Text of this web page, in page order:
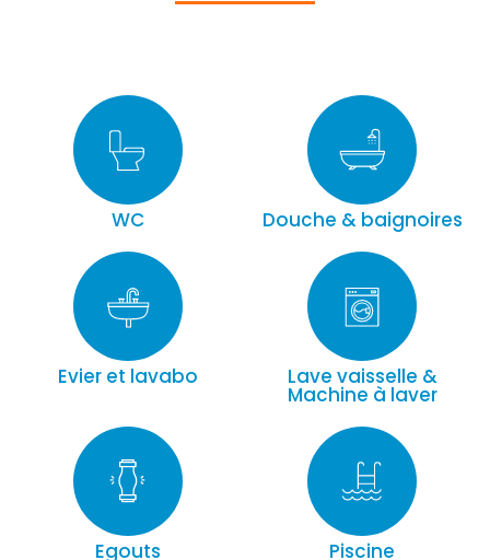
WC Douche & baignoires
Evier et lavabo Lave vaisselle &
Machine à laver
Egouts Piscine